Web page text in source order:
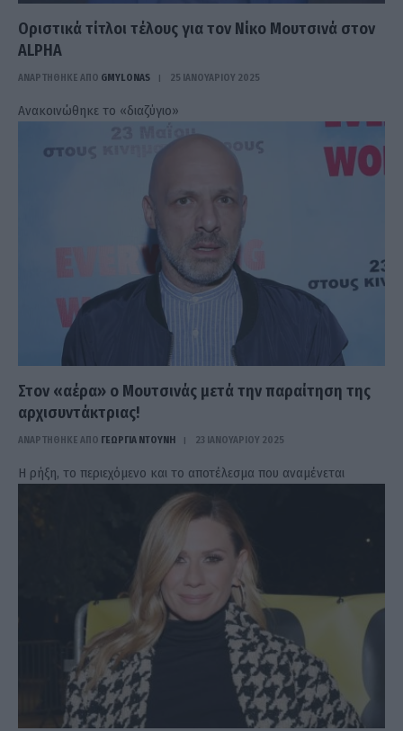
Οριστικά τίτλοι τέλους για τον Νίκο Μουτσινά στον
ALPHA
ΑΝΑΡΤΗΘΗΚΕ ΑΠΟ GMYLONAS 25 ΙΑΝΟΥΑΡΊΟΥ 2025
Ανακοινώθηκε το «διαζύγιο»
Στον «αέρα» ο Μουτσινάς μετά την παραίτηση της
αρχισυντάκτριας!
ΑΝΑΡΤΗΘΗΚΕ ΑΠΟ ΓΕΩΡΓΊΑ ΝΤΟΎΝΗ 23 ΙΑΝΟΥΑΡΊΟΥ 2025
Η ρήξη, το περιεχόμενο και το αποτέλεσμα που αναμένεται